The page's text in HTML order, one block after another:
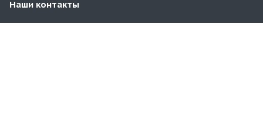
Наши контакты
8(353)258-00-81